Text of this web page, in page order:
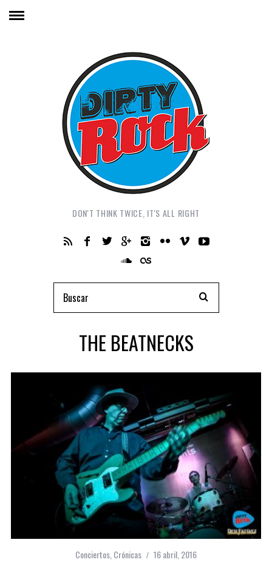
DON'T THINK TWICE, IT'S ALL RIGHT
THE BEATNECKS
Conciertos Crónicas 16 abril, 2016